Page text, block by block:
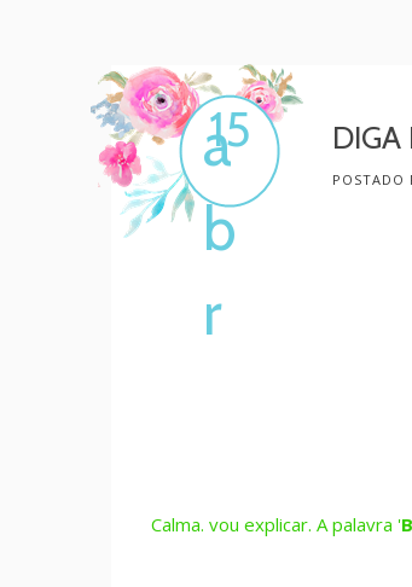
15
a
b
r
DIGA
POSTADO
Calma. vou explicar. A palavra '